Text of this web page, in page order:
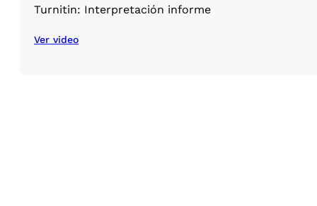
Turnitin: Interpretación informe
Ver video